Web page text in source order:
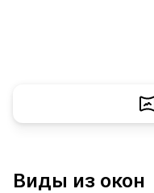
Виды из окон